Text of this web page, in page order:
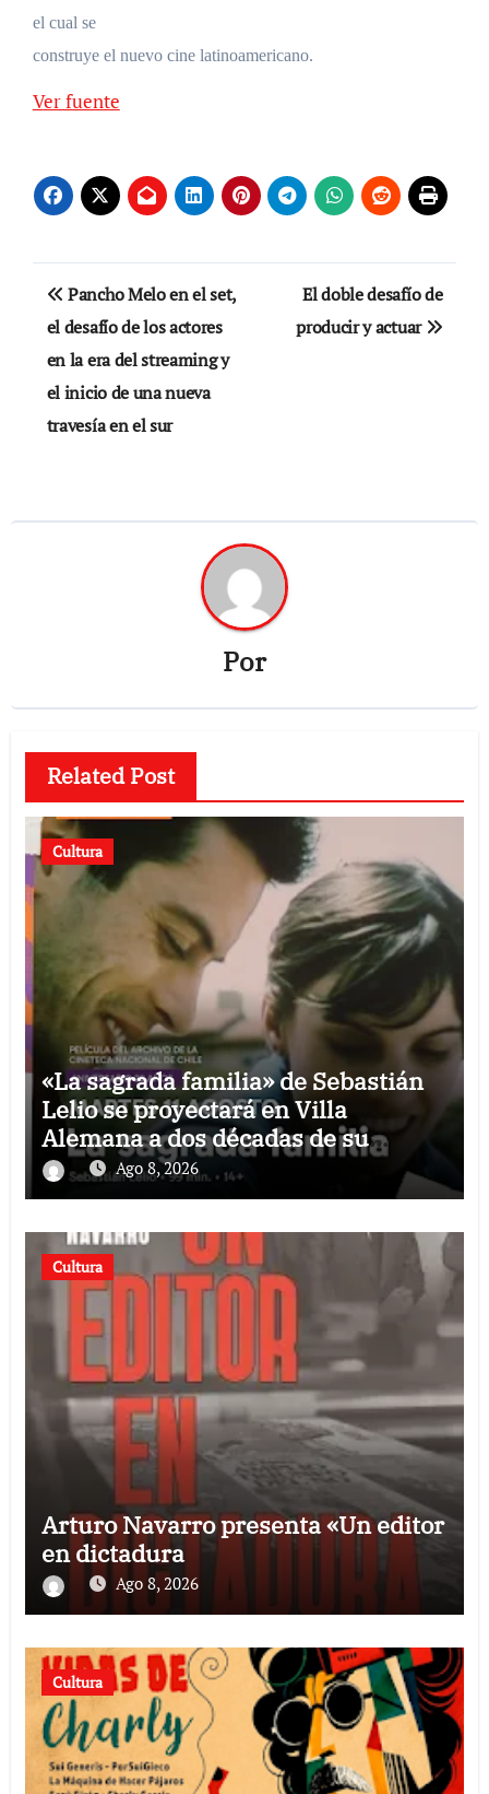
el cual se
construye el nuevo cine latinoamericano.
Ver fuente
Navegación
de
entradas
Pancho Melo en el set,
el desafío de los actores
en la era del streaming y
el inicio de una nueva
travesía en el sur
El doble desafío de
producir y actuar
Por
Related Post
Cultura
«La sagrada familia» de Sebastián
Lelio se proyectará en Villa
Alemana a dos décadas de su
estrenoAgo 8, 2026
Cultura
Arturo Navarro presenta «Un editor
en dictadura
Ago 8, 2026
Cultura